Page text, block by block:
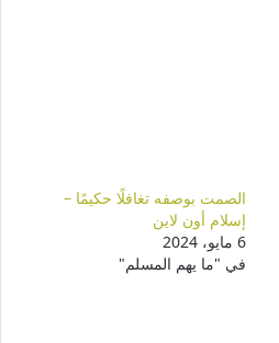
الصمت بوصفه تغافلًا حكيمًا –
إسلام أون لاين
6 مايو، 2024
في "ما يهم المسلم"